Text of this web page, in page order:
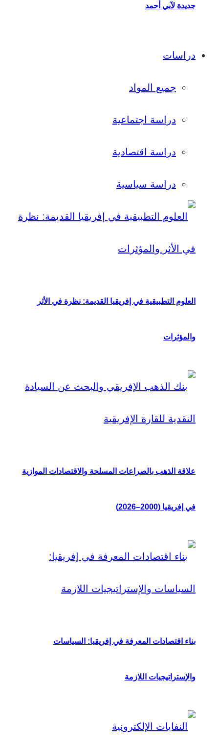
جديدة لآبي أحمد
دراسات
جميع المواد
دراسة اجتماعية
دراسة اقتصادية
دراسة سياسية
العلوم التطبيقية في إفريقيا القديمة: نظرة في الأثر
والمؤثرات
علاقة الذهب بالصراعات المسلحة والاقتصادات الموازية
في إفريقيا (2000–2026)
بناء اقتصادات المعرفة في إفريقيا: السياسات
والإستراتيجيات اللازمة